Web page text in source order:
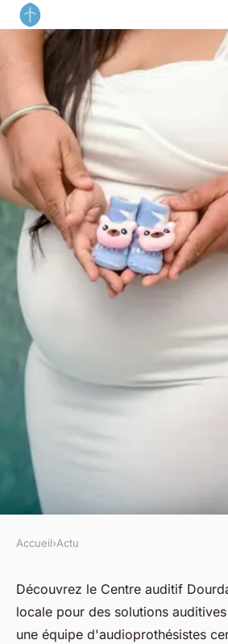
Centre auditif
solutions auditives
Accueil›Actu
Découvrez le Centre auditif
locale pour des solutions
une équipe d'audioprothésistes